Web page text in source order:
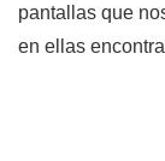
pantallas que
en ellas